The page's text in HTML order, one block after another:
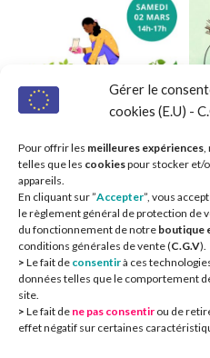
Gérer le
cookies (E.U) -
Pour offrir les meilleures expériences,
telles que les cookiespour stocker et/
appareils.
En cliquant sur ”Accepter”, vous
le règlement général de protection de
du fonctionnement de notre boutique
conditions générales de vente (C.G.V).
> Le fait de consentirà ces
données telles que le comportement
site.
> Le fait de ne pas consentir ou de
effet négatif sur certaines